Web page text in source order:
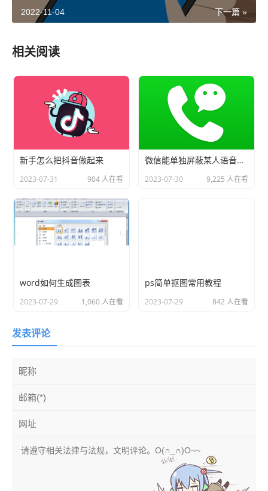
下一篇 »
2022-11-04
相关阅读
新手怎么把抖音做起来
2023-07-31 904 人在看
微信能单独屏蔽某人语音通话
2023-07-30 9,225 人在看
word如何生成图表
2023-07-29 1,060 人在看
ps简单抠图常用教程
2023-07-29 842 人在看
发表评论